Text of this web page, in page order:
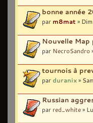
bonne année
par m8mat »
Nouvelle
par NecroSandro
tournois à
parduranix»
Russian
par red_white»